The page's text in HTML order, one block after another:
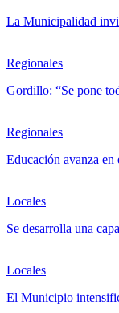
La Municipalidad
Regionales
Gordillo: “Se pone
Regionales
Educación avanza en
Locales
Se desarrolla una
Locales
El Municipio